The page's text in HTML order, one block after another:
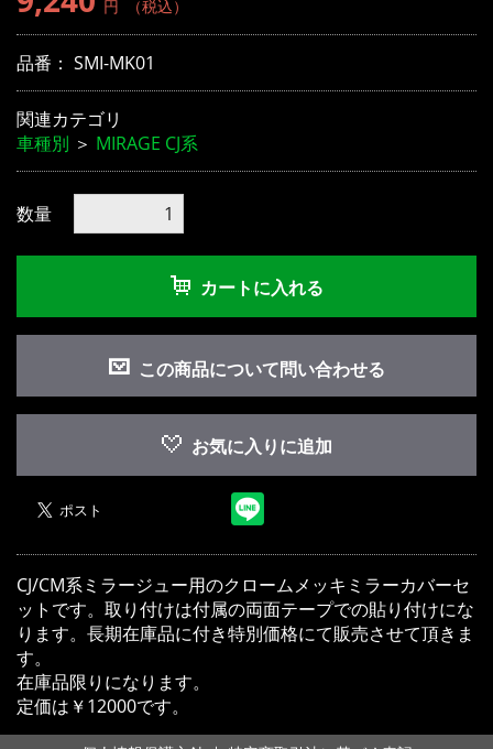
円 （税込）
品番： SMI-MK01
関連カテゴリ
車種別 ＞ MIRAGE CJ系
数量
カートに入れる
この商品について問い合わせる
お買い物を続ける
お気に入りに追加
CJ/CM系ミラージュー用のクロームメッキミラーカバーセ
ットです。取り付けは付属の両面テープでの貼り付けにな
ります。長期在庫品に付き特別価格にて販売させて頂きま
す。
在庫品限りになります。
定価は￥12000です。